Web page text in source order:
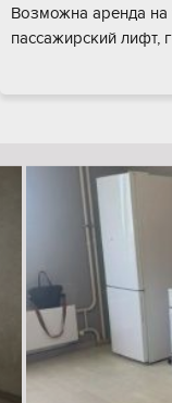
Возможна аренда на
пассажирский лифт,